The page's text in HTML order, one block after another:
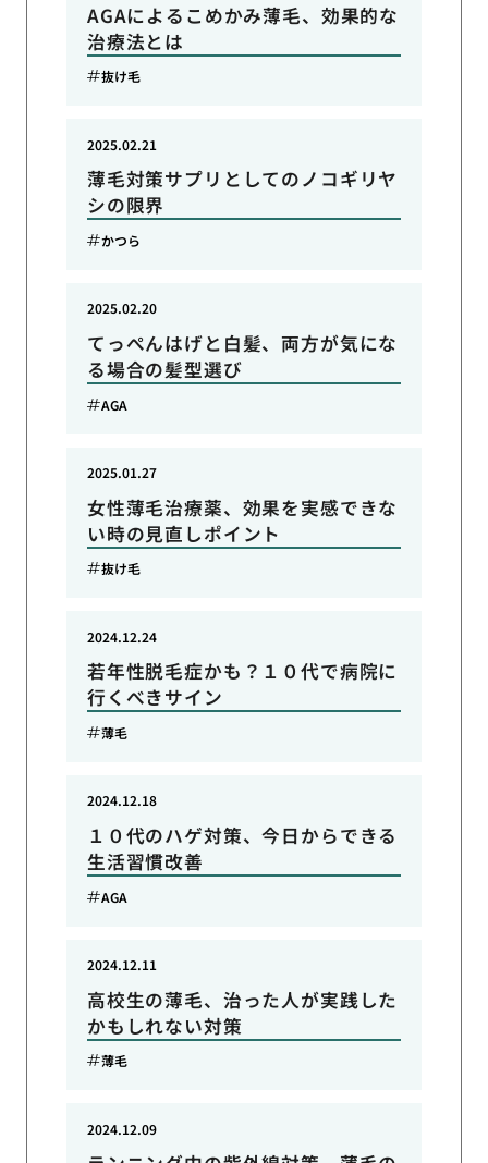
AGAによるこめかみ薄毛、効果的な
治療法とは
抜け毛
薄毛対策サプリとしてのノコギリヤ
シの限界
2025.02.21
かつら
てっぺんはげと白髪、両方が気にな
る場合の髪型選び
2025.02.20
AGA
女性薄毛治療薬、効果を実感できな
い時の見直しポイント
2025.01.27
抜け毛
若年性脱毛症かも？１０代で病院に
行くべきサイン
2024.12.24
薄毛
１０代のハゲ対策、今日からできる
生活習慣改善
2024.12.18
AGA
高校生の薄毛、治った人が実践した
かもしれない対策
2024.12.11
薄毛
2024.12.09